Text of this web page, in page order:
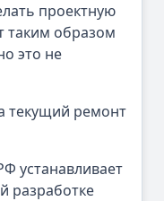
проектную
таким образом
это не
текущий ремонт
устанавливает
разработке